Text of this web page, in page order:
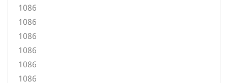
1086
1086
1086
1086
1086
1086